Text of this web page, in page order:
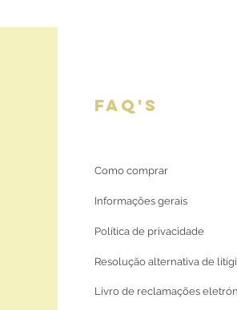
FAQ'S
Como comprar
Informações gerais
Política de privacidade
Resolução alternativa de
Livro de reclamações